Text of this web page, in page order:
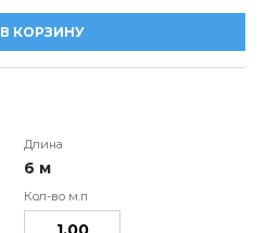
В КОРЗИНУ
6 м